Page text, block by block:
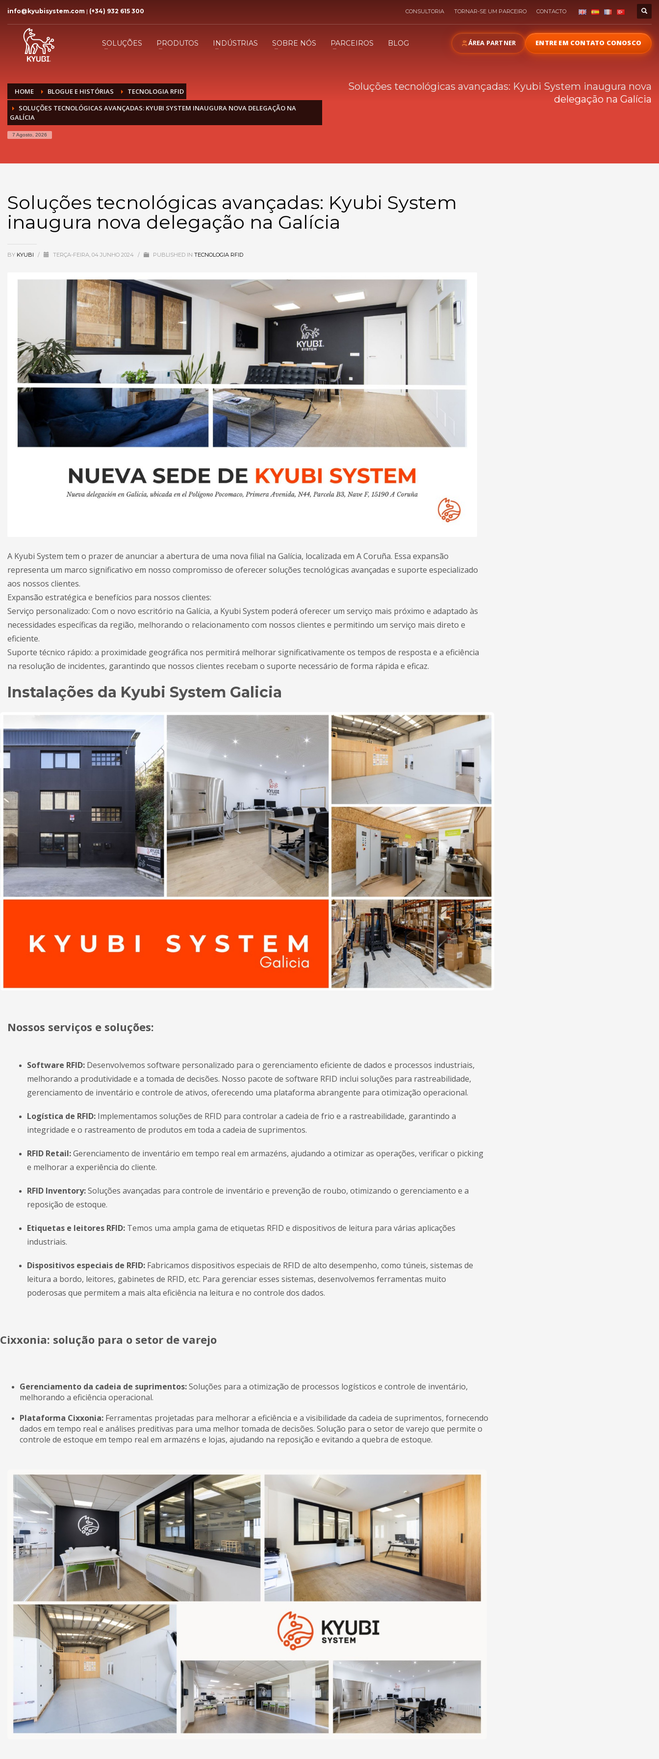
info@kyubisystem.com | (+34) 932 615 300 CONSULTORIA TORNAR-SE UM PARCEIRO CONTACTO
SOLUÇÕES PRODUTOS INDÚSTRIAS SOBRE NÓS PARCEIROS BLOG ÁREA PARTNER ENTRE EM CONTATO CONOSCO
HOME BLOGUE E HISTÓRIAS
TECNOLOGIA RFID
SOLUÇÕES TECNOLÓGICAS AVANÇADAS: KYUBI SYSTEM INAUGURA NOVA DELEGAÇÃO NA
GALÍCIA
7 Agosto, 2026
Soluções tecnológicas avançadas: Kyubi System inaugura nova
delegação na Galícia
Soluções tecnológicas avançadas: Kyubi System
inaugura nova delegação na Galícia
BY KYUBI / TERÇA-FEIRA, 04 JUNHO 2024 / PUBLISHED IN TECNOLOGIA RFID
A Kyubi System tem o prazer de anunciar a abertura de uma nova filial na Galícia, localizada em A Coruña. Essa expansão
representa um marco significativo em nosso compromisso de oferecer soluções tecnológicas avançadas e suporte especializado
aos nossos clientes.
Expansão estratégica e benefícios para nossos clientes:
Serviço personalizado: Com o novo escritório na Galícia, a Kyubi System poderá oferecer um serviço mais próximo e adaptado às
necessidades específicas da região, melhorando o relacionamento com nossos clientes e permitindo um serviço mais direto e
eficiente.
Suporte técnico rápido: a proximidade geográfica nos permitirá melhorar significativamente os tempos de resposta e a eficiência
na resolução de incidentes, garantindo que nossos clientes recebam o suporte necessário de forma rápida e eficaz.
Instalações da Kyubi System Galicia
Nossos serviços e soluções:
Software RFID: Desenvolvemos software personalizado para o gerenciamento eficiente de dados e processos industriais,
melhorando a produtividade e a tomada de decisões. Nosso pacote de software RFID inclui soluções para rastreabilidade,
gerenciamento de inventário e controle de ativos, oferecendo uma plataforma abrangente para otimização operacional.
Logística de RFID: Implementamos soluções de RFID para controlar a cadeia de frio e a rastreabilidade, garantindo a
integridade e o rastreamento de produtos em toda a cadeia de suprimentos.
RFID Retail:Gerenciamento de inventário em tempo real em armazéns, ajudando a otimizar as operações, verificar o picking
e melhorar a experiência do cliente.
RFID Inventory:Soluções avançadas para controle de inventário e prevenção de roubo, otimizando o gerenciamento e a
reposição de estoque.
Etiquetas e leitores RFID: Temos uma ampla gama de etiquetas RFID e dispositivos de leitura para várias aplicações
industriais.
Dispositivos especiais de RFID: Fabricamos dispositivos especiais de RFID de alto desempenho, como túneis, sistemas de
leitura a bordo, leitores, gabinetes de RFID, etc. Para gerenciar esses sistemas, desenvolvemos ferramentas muito
poderosas que permitem a mais alta eficiência na leitura e no controle dos dados.
Cixxonia: solução para o setor de varejo
Gerenciamento da cadeia de suprimentos:Soluções para a otimização de processos logísticos e controle de inventário,
melhorando a eficiência operacional.
Plataforma Cixxonia: Ferramentas projetadas para melhorar a eficiência e a visibilidade da cadeia de suprimentos, fornecendo
dados em tempo real e análises preditivas para uma melhor tomada de decisões. Solução para o setor de varejo que permite o
controle de estoque em tempo real em armazéns e lojas, ajudando na reposição e evitando a quebra de estoque.